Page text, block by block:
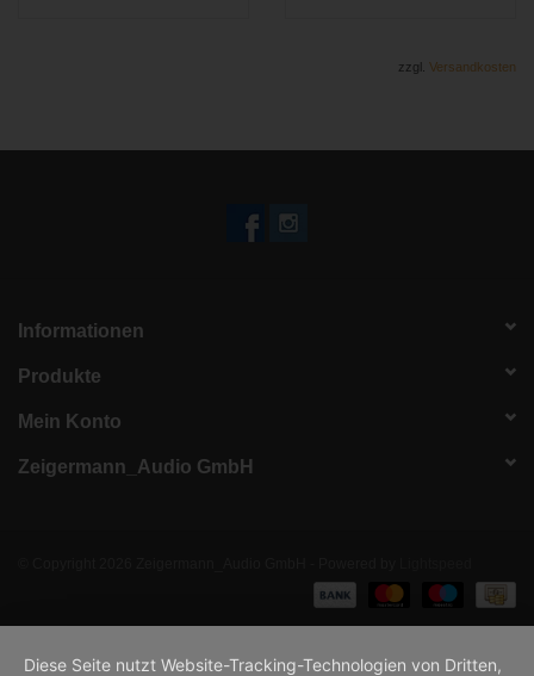
zzgl. Versandkosten
Informationen
Produkte
Mein Konto
Zeigermann_Audio GmbH
Diese Seite nutzt Website-Tracking-Technologien von Dritten,